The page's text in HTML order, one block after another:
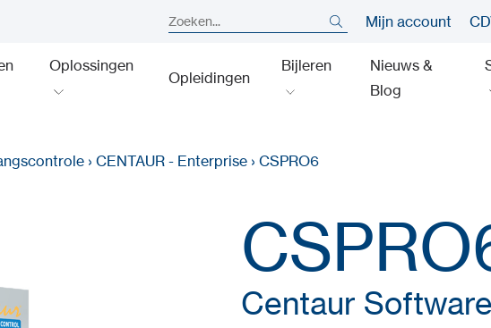
Mijn account
Oplossingen
Opleidingen
Bijleren
Nieuws &
Blog
› CENTAUR - Enterprise › CSPRO6
Centaur